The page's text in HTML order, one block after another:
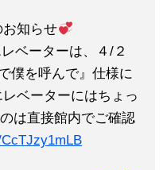
お知らせ
ベーターは、４/２
僕を呼んで』仕様に
ベーターにはちょっ
は直接館内でご確認